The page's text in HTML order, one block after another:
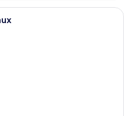
Deluxe avec lits jumeaux |